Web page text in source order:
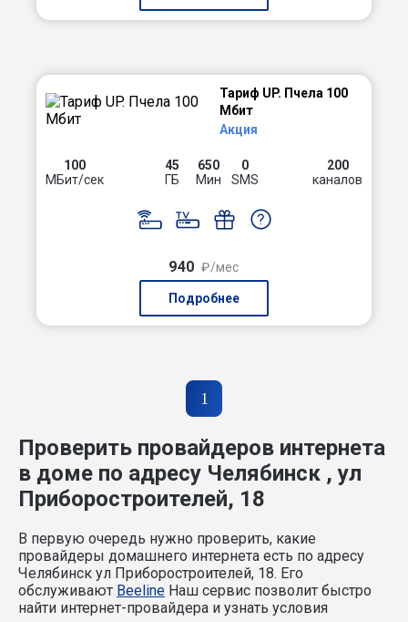
Тариф UP. Пчела 100
Мбит
Акция
100
МБит/сек
45
ГБ
650
Мин
0
SMS
200
каналов
940 ₽/мес
Подробнее
1
Проверить провайдеров интернета
в доме по адресу Челябинск , ул
Приборостроителей, 18
В первую очередь нужно проверить, какие
провайдеры домашнего интернета есть по адресу
Челябинск ул Приборостроителей, 18. Его
обслуживают Beeline Наш сервис позволит быстро
найти интернет-провайдера и узнать условия